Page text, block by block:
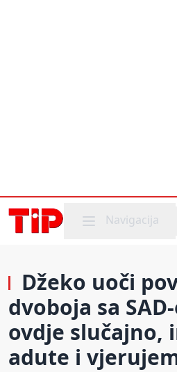
Mobile menu
Navigacija
Džeko uoči
dvoboja sa
ovdje slučajno,
adute i